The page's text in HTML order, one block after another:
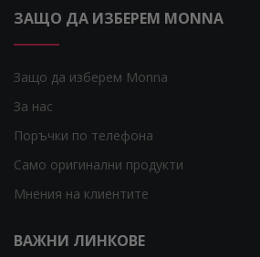
ЗАЩО ДА ИЗБЕРЕМ MONNA
Защо да изберем Monna
За нас
Поръчки по телефона
Само оригинални продукти
Мнения на клиентите
ВАЖНИ ЛИНКОВЕ